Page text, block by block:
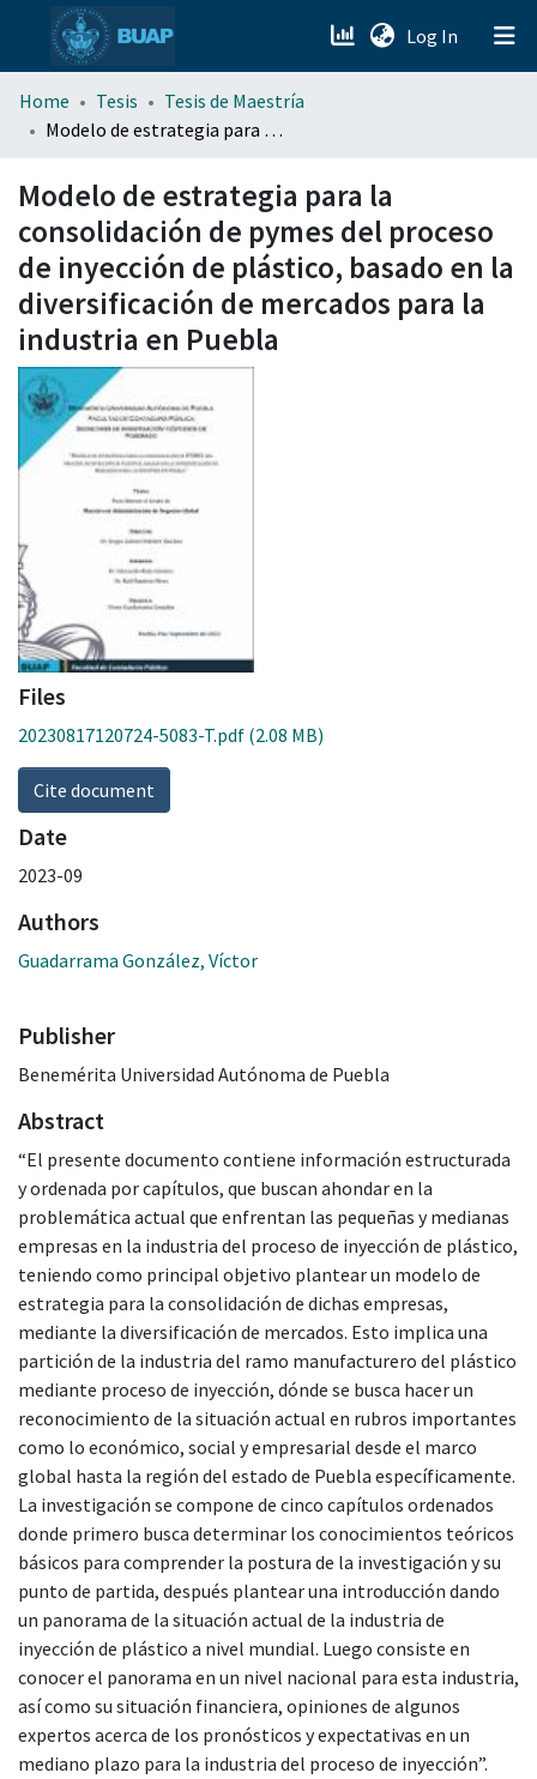
Log In (current)
menu.section.about_menu
Home Tesis
Tesis de Maestría
Modelo de estrategia para la consolidación de pymes del proceso de inyección de plástico, basado en la diversificación de mercados para la industria en Puebla
Modelo de estrategia para la
consolidación de pymes del proceso
de inyección de plástico, basado en la
diversificación de mercados para la
industria en Puebla
Files
20230817120724-5083-T.pdf (2.08 MB)
Cite document
Date
2023-09
Authors
Guadarrama González, Víctor
Publisher
Benemérita Universidad Autónoma de Puebla
Abstract
“El presente documento contiene información estructurada
y ordenada por capítulos, que buscan ahondar en la
problemática actual que enfrentan las pequeñas y medianas
empresas en la industria del proceso de inyección de plástico,
teniendo como principal objetivo plantear un modelo de
estrategia para la consolidación de dichas empresas,
mediante la diversificación de mercados. Esto implica una
partición de la industria del ramo manufacturero del plástico
mediante proceso de inyección, dónde se busca hacer un
reconocimiento de la situación actual en rubros importantes
como lo económico, social y empresarial desde el marco
global hasta la región del estado de Puebla específicamente.
La investigación se compone de cinco capítulos ordenados
donde primero busca determinar los conocimientos teóricos
básicos para comprender la postura de la investigación y su
punto de partida, después plantear una introducción dando
un panorama de la situación actual de la industria de
inyección de plástico a nivel mundial. Luego consiste en
conocer el panorama en un nivel nacional para esta industria,
así como su situación financiera, opiniones de algunos
expertos acerca de los pronósticos y expectativas en un
mediano plazo para la industria del proceso de inyección”.